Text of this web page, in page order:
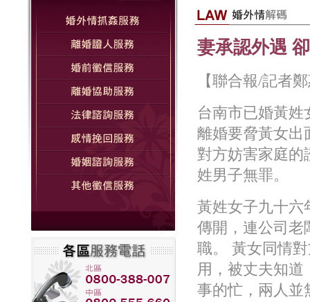
妻承認外遇
【聯合報/記者
台南市已婚黃
離婚要脅黃女出
對方妨害家庭的
姓男子無罪。
黃姓女子九十六
傳開，連公司老
職。 黃女同情
用，被丈夫知
事的忙，兩人並